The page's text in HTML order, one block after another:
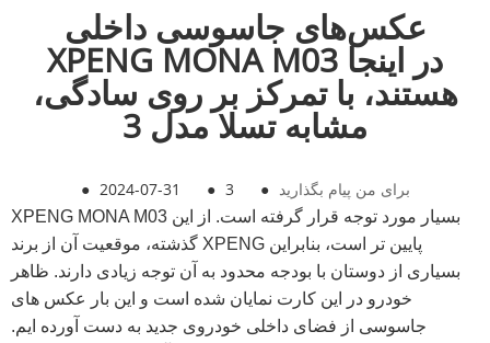
عکس‌های جاسوسی داخلی
XPENG MONA M03 در اینجا
هستند، با تمرکز بر روی سادگی،
مشابه تسلا مدل 3
● 2024-07-31 ● 3 ● برای من پیام بگذارید
XPENG MONA M03 بسیار مورد توجه قرار گرفته است. از این
گذشته، موقعیت آن از برند XPENG پایین تر است، بنابراین
بسیاری از دوستان با بودجه محدود به آن توجه زیادی دارند. ظاهر
خودرو در این کارت نمایان شده است و این بار عکس های
جاسوسی از فضای داخلی خودروی جدید به دست آورده ایم.